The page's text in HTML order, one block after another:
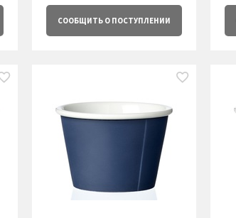
СООБЩИТЬО ПОСТУПЛЕНИИ